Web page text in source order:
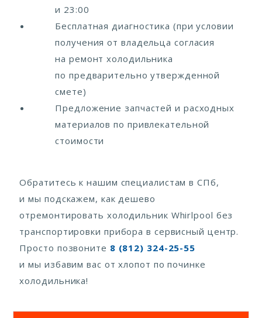
и 23:00
Бесплатная диагностика (при условии
получения от владельца согласия
на ремонт холодильника
по предварительно утвержденной
смете)
Предложение запчастей и расходных
материалов по привлекательной
стоимости
Обратитесь к нашим специалистам в СПб,
и мы подскажем, как дешево
отремонтировать холодильник Whirlpool без
транспортировки прибора в сервисный центр.
Просто позвоните 8 (812) 324-25-55
и мы избавим вас от хлопот по починке
холодильника!